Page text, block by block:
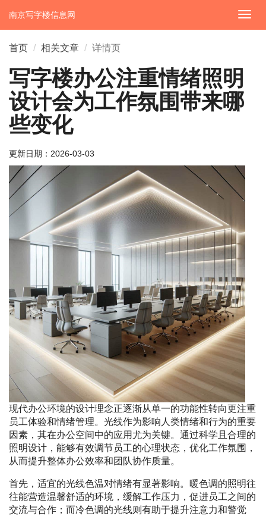
切
换
南京写字楼信息网
首页 相关文章 详情页
写字楼办公注重情绪照明
设计会为工作氛围带来哪
些变化
更新日期： 2026-03-03
现代办公环境的设计理念正逐渐从单一的功能性转向更注重
员工体验和情绪管理。光线作为影响人类情绪和行为的重要
因素，其在办公空间中的应用尤为关键。通过科学且合理的
照明设计，能够有效调节员工的心理状态，优化工作氛围，
从而提升整体办公效率和团队协作质量。
首先，适宜的光线色温对情绪有显著影响。暖色调的照明往
往能营造温馨舒适的环境，缓解工作压力，促进员工之间的
交流与合作；而冷色调的光线则有助于提升注意力和警觉